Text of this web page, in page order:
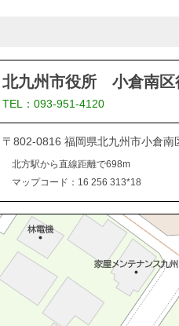
北九州市役所 小倉南区
TEL：093-951-4120
〒802-0816 福岡県北九州市小倉南
北方駅から直線距離で698m
マップコード：16 256 313*18